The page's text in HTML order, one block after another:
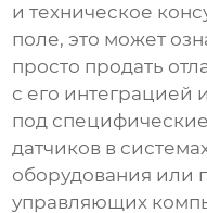
итехническое
поле, это может
просто продать
с его интеграцией
под
датчиков в
оборудования
управляющих